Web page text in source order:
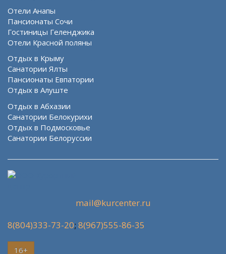
Отели Анапы
Пансионаты Сочи
Гостиницы Геленджика
Отели Красной поляны
Отдых в Крыму
Санатории Ялты
Пансионаты Евпатории
Отдых в Алуште
Отдых в Абхазии
Санатории Белокурихи
Отдых в Подмосковье
Санатории Белоруссии
mail@kurcenter.ru
8(804)333-73-20; 8(967)555-86-35
16+